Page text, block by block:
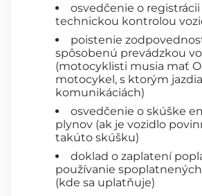
osvedčenie o
technickou kontrolou
poistenie
spôsobenú prevádzkou
(motocyklisti musia mať
motocykel, s ktorým
komunikáciách)
osvedčenie o skúške
plynov (ak je vozidlo
takúto skúšku)
doklad o zaplatení
používanie
(kde sa uplatňuje)